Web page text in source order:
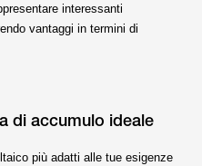
interessanti
vantaggi in termini di
di accumulo ideale
più adatti alle tue esigenze